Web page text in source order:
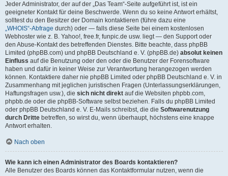
Jeder Administrator, der auf der „Das Team“-Seite aufgeführt ist, ist ein
geeigneter Kontakt für deine Beschwerde. Wenn du so keine Antwort erhältst,
solltest du den Besitzer der Domain kontaktieren (führe dazu eine
„WHOIS“-Abfrage durch) oder — falls diese Seite bei einem kostenlosen
Webhoster wie z. B. Yahoo!, free.fr, funpic.de usw. liegt — den Support oder
den Abuse-Kontakt des betreffenden Dienstes. Bitte beachte, dass phpBB
Limited (phpBB.com) und phpBB Deutschland e. V. (phpBB.de) absolut keinen
Einfluss auf die Benutzung oder den oder die Benutzer der Forensoftware
haben und dafür in keiner Weise zur Verantwortung herangezogen werden
können. Kontaktiere daher nie phpBB Limited oder phpBB Deutschland e. V. in
Zusammenhang mit jeglichen juristischen Fragen (Unterlassungserklärungen,
Haftungsfragen usw.), die sich nicht direkt auf die Websiten phpbb.com,
phpbb.de oder die phpBB-Software selbst beziehen. Falls du phpBB Limited
oder phpBB Deutschland e. V. E-Mails schreibst, die die Softwarenutzung
durch Dritte betreffen, so wirst du, wenn überhaupt, höchstens eine knappe
Antwort erhalten.
Nach oben
Wie kann ich einen Administrator des Boards kontaktieren?
Alle Benutzer des Boards können das Kontaktformular nutzen, wenn die